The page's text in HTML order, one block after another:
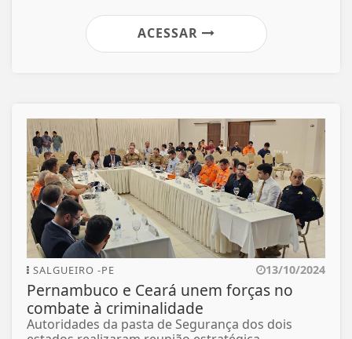
ACESSAR
SALGUEIRO -PE 13/10/2024
Pernambuco e Ceará unem forças no
combate à criminalidade
Autoridades da pasta de Segurança dos dois